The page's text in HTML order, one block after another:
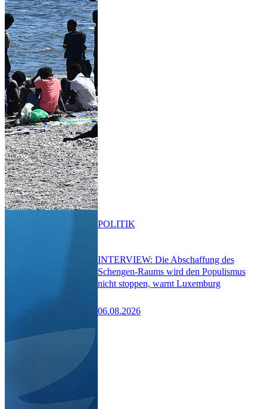
INTERVIEW: Die Abschaffung des
Schengen-Raums wird den Populismus
nicht stoppen, warnt Luxemburg
06.08.2026
POLITIK